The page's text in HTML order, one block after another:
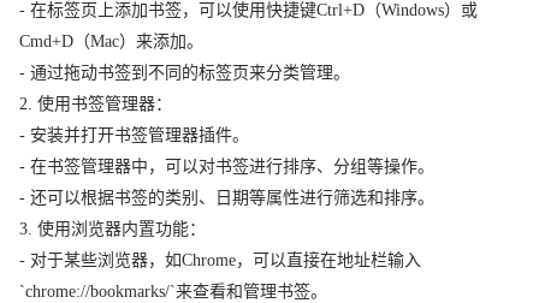
- 在标签页上添加书签，可以使用快捷键Ctrl+D（Windows）或
Cmd+D（Mac）来添加。
- 通过拖动书签到不同的标签页来分类管理。
2. 使用书签管理器：
- 安装并打开书签管理器插件。
- 在书签管理器中，可以对书签进行排序、分组等操作。
- 还可以根据书签的类别、日期等属性进行筛选和排序。
3. 使用浏览器内置功能：
- 对于某些浏览器，如Chrome，可以直接在地址栏输入
`chrome://bookmarks/`来查看和管理书签。